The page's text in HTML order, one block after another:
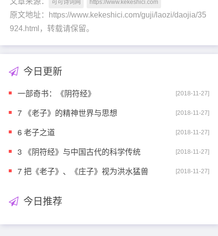
可可诗词网 https://www.kekeshici.com
原文地址：https://www.kekeshici.com/guji/laozi/daojia/35
924.html，转载请保留。
今日更新
一部奇书：《阴符经》 [2018-11-27]
7 《老子》的精神世界与思想 [2018-11-27]
6 老子之道 [2018-11-27]
3 《阴符经》与中国古代的科学传统 [2018-11-27]
7 把《老子》、《庄子》视为洪水猛兽 [2018-11-27]
今日推荐